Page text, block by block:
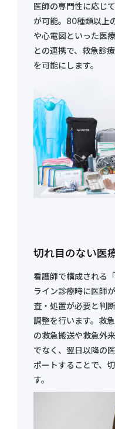
医師の専門性に応じ
が可能。80種類以上
や心電図といった医
との連携で、救急診
を可能にします。
切れ目のない医
看護師で構成される
ライン診療時に医師
査・処置が必要と判
調整を行います。救
の救急搬送や救急外
でなく、翌日以降の
ポートすることで、
す。